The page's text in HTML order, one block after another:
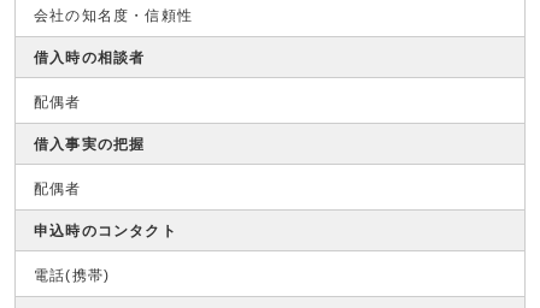
会社の知名度・信頼性
借入時の相談者
配偶者
借入事実の把握
配偶者
申込時のコンタクト
電話(携帯)